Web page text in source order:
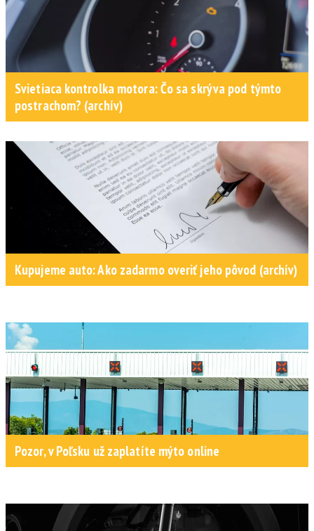
Svietiaca kontrolka motora: Čo sa skrýva pod týmto
postrachom? (archív)
Kupujeme auto: Ako zadarmo overiť jeho pôvod (archív)
Pozor, v Poľsku už zaplatíte mýto online